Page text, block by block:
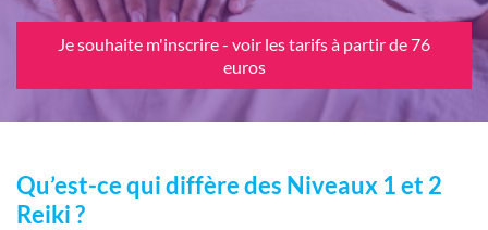
Je souhaite m'inscrire - voir les tarifs à partir de 76
euros
Qu’est-ce qui diffère des Niveaux 1 et 2
Reiki ?